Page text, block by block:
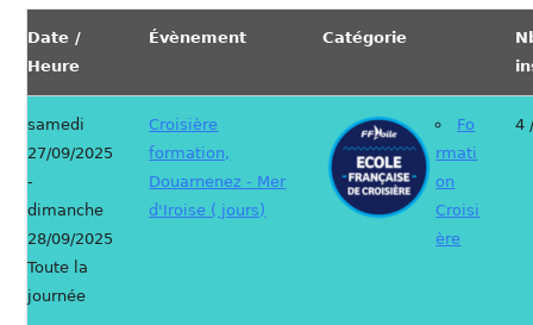
Date /
Heure
Évènement Catégorie
samedi
27/09/2025
-
dimanche
28/09/2025
Toute la
journée
Croisière
formation,
Douarnenez - Mer
d'Iroise ( jours)
Fo
rmati
on
Croisi
ère
4